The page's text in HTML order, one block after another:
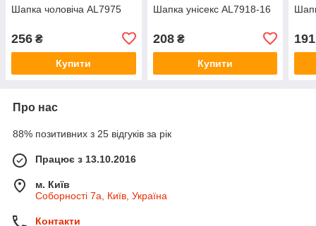
Шапка чоловіча AL7975
256 ₴
Купити
Шапка унісекс AL7918-16
208₴
Купити
191
Про нас
88% позитивних з 25 відгуків за рік
Працює з 13.10.2016
м. Київ
Соборності 7а, Київ, Україна
Контакти